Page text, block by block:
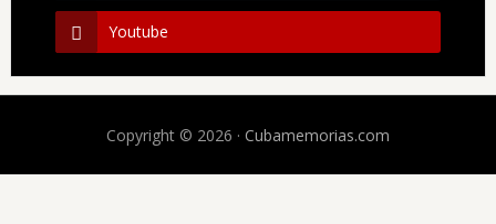
Youtube
Copyright © 2026 · Cubamemorias.com